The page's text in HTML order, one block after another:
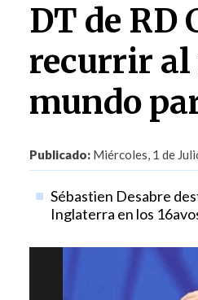
DT de RD
recurrir al
mundo
Publicado: Miércoles, 1 de
Sébastien Desabre
Inglaterra en los